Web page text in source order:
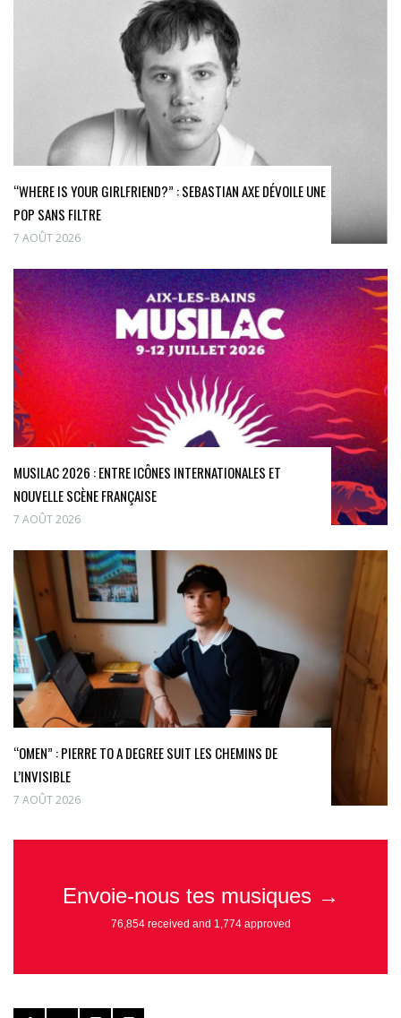
“WHERE IS YOUR GIRLFRIEND?” : SEBASTIAN AXE DÉVOILE UNE
POP SANS FILTRE
7 AOÛT 2026
MUSILAC 2026 : ENTRE ICÔNES INTERNATIONALES ET
NOUVELLE SCÈNE FRANÇAISE
7 AOÛT 2026
“OMEN” : PIERRE TO A DEGREE SUIT LES CHEMINS DE
L’INVISIBLE
7 AOÛT 2026